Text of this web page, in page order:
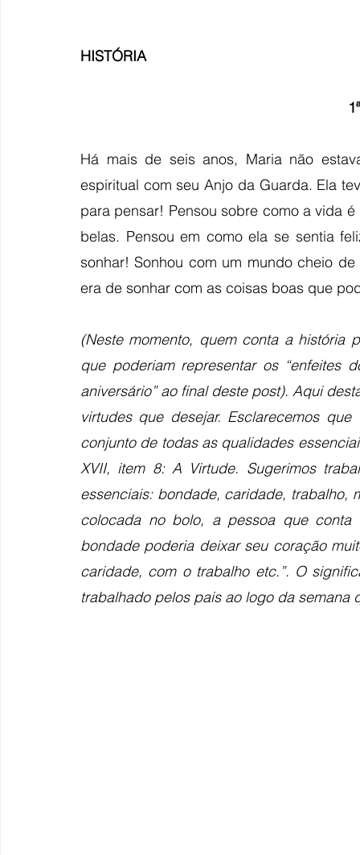
HISTÓRIA
Há mais de seis anos, Maria não
espiritual com seu Anjo da Guarda. Ela
para pensar! Pensou sobre como a vida
belas. Pensou em como ela se sentia
sonhar! Sonhou com um mundo cheio
era de sonhar com as coisas boas que
(Neste momento, quem conta a história
que poderiam representar os “enfeites
aniversário” ao final deste post). Aqui
virtudes que desejar. Esclarecemos
conjunto de todas as qualidades
XVII, item 8: A Virtude. Sugerimos
essenciais: bondade, caridade, trabalho,
colocada no bolo, a pessoa que
bondade poderia deixar seu coração
caridade, com o trabalho etc.”. O
trabalhado pelos pais ao logo da semana